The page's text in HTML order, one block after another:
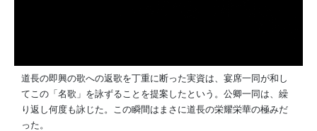
道長の即興の歌への返歌を丁重に断った実資は、宴席一同が和し
てこの「名歌」を詠ずることを提案したという。公卿一同は、繰
り返し何度も詠じた。この瞬間はまさに道長の栄耀栄華の極みだ
った。